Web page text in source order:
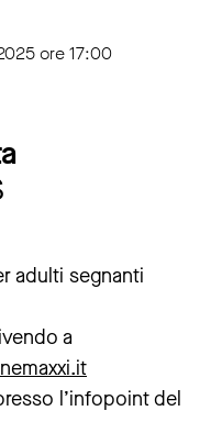
ore 17:00
adulti segnanti
a
l’infopoint del